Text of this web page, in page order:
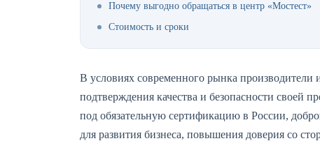
Почему выгодно обращаться в центр «Мостест»
Стоимость и сроки
В условиях современного рынка производители
подтверждения качества и безопасности своей
под обязательную сертификацию в России,
для развития бизнеса, повышения доверия со